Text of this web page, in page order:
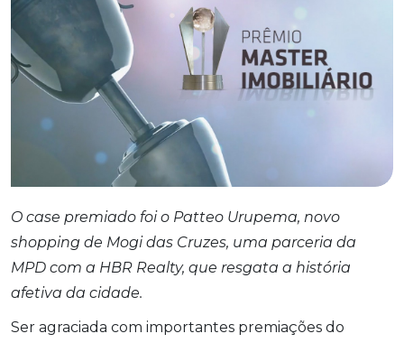
O case premiado foi o Patteo Urupema, novo
shopping de Mogi das Cruzes, uma parceria da
MPD com a HBR Realty, que resgata a história
afetiva da cidade.
Ser agraciada com importantes premiações do